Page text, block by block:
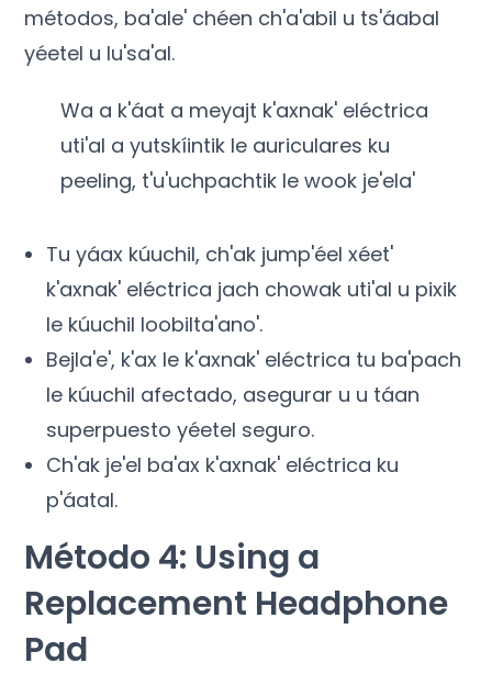
métodos, ba'ale' chéen ch'a'abil u ts'áabal
yéetel u lu'sa'al.
Wa a k'áat a meyajt k'axnak' eléctrica
uti'al a yutskíintik le auriculares ku
peeling, t'u'uchpachtik le wook je'ela'
Tu yáax kúuchil, ch'ak jump'éel xéet'
k'axnak' eléctrica jach chowak uti'al u pixik
le kúuchil loobilta'ano'.
Bejla'e', k'ax le k'axnak' eléctrica tu ba'pach
le kúuchil afectado, asegurar u u táan
superpuesto yéetel seguro.
Ch'ak je'el ba'ax k'axnak' eléctrica ku
p'áatal.
Método 4: Using a
Replacement Headphone
Pad